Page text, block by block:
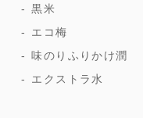
黒米
エコ梅
味のりふりかけ潤
エクストラ水